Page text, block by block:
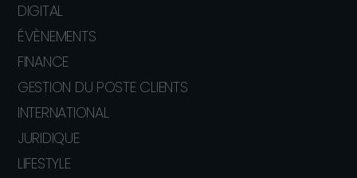
DIGITAL
ÉVÈNEMENTS
FINANCE
GESTION DU POSTE CLIENTS
INTERNATIONAL
JURIDIQUE
LIFESTYLE